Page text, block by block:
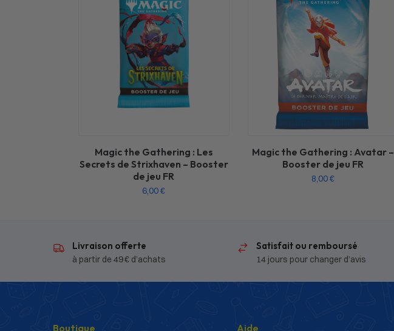
Magic the Gathering : Les
Secrets de Strixhaven – Booster
de jeu FR
6,00€
Magic the Gathering : Avatar –
Booster de jeu FR
8,00€
Livraison offerte
à partir de 49 € d’achats
Satisfait ou remboursé
14 jours pour changer d’avis
Boutique Aide